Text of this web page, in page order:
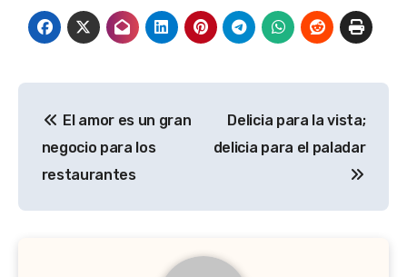
de
entradas
El amor es un gran
negocio para los
restaurantes
Delicia para la vista;
delicia para el paladar